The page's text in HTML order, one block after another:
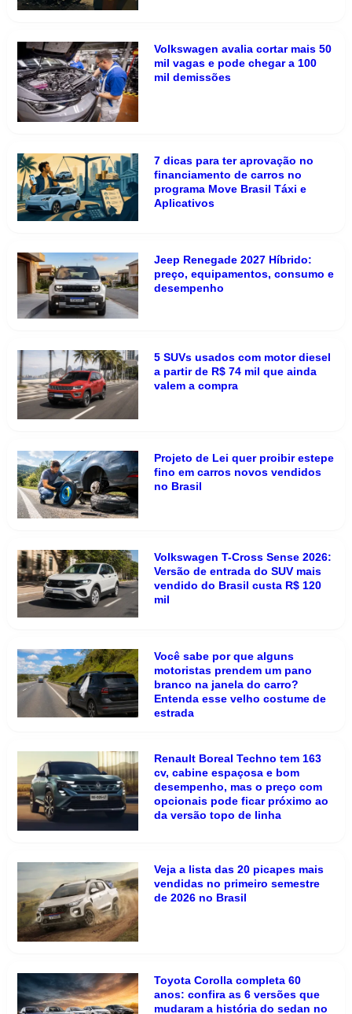
Volkswagen avalia cortar mais 50
mil vagas e pode chegar a 100
mil demissões
7 dicas para ter aprovação no
financiamento de carros no
programa Move Brasil Táxi e
Aplicativos
Jeep Renegade 2027 Híbrido:
preço, equipamentos, consumo e
desempenho
5 SUVs usados com motor diesel
a partir de R$ 74 mil que ainda
valem a compra
Projeto de Lei quer proibir estepe
fino em carros novos vendidos
no Brasil
Volkswagen T-Cross Sense 2026:
Versão de entrada do SUV mais
vendido do Brasil custa R$ 120
mil
Você sabe por que alguns
motoristas prendem um pano
branco na janela do carro?
Entenda esse velho costume de
estrada
Renault Boreal Techno tem 163
cv, cabine espaçosa e bom
desempenho, mas o preço com
opcionais pode ficar próximo ao
da versão topo de linha
Veja a lista das 20 picapes mais
vendidas no primeiro semestre
de 2026 no Brasil
Toyota Corolla completa 60
anos: confira as 6 versões que
mudaram a história do sedan no